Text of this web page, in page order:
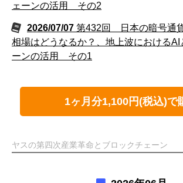
ェーンの活用 その2
2026/07/07 第432回 日本の暗号通
相場はどうなるか？、地上波におけるAI
ーンの活用 その1
1ヶ月分1,100円(税込)で
ヤスの第四次産業革命とブロックチェーン